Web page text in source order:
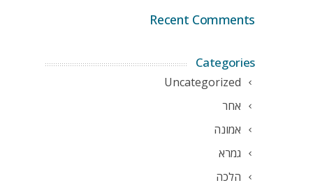
Recent Comments
Categories
Uncategorized
אחר
אמונה
גמרא
הלכה